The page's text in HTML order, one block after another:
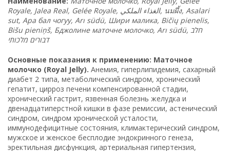
Royale, Jalea Real, Gelée Royale, الغذاء الملكي, นมผึ้ง, Asalari
sut, Ара бал чогуу, Arı südü, Шири малика, Bičių pienelis,
Bišu pieniņš, Бджолине маточне молочко, Arı südü, חלב
דבורים מלכותי
Основные показания к применению: Маточное
молочко (Royal Jelly). Анемия, гиперлипидемия, сахарный
диабет 2 типа, метаболический синдром, хронический
гепатит, цирроз печени компенсированной стадии,
хронический гастрит, язвенная болезнь желудка и
двенадцатиперстной кишки в фазе ремиссии, астенический
синдром, синдром хронической усталости,
иммунодефицитные состояния, климактерический синдром,
мужское и женское бесплодие эндокринного генеза,
эректильная дисфункция, артериальная гипертензия,